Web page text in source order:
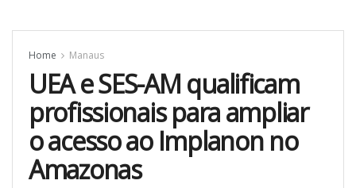
Home Manaus
UEA e SES-AM qualificam
profissionais para ampliar
o acesso ao Implanon no
Amazonas